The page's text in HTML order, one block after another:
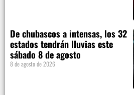
De chubascos a intensas, los 32
estados tendrán lluvias este
sábado 8 de agosto
8 de agosto de 2026